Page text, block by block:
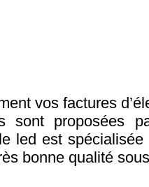
vos factures
sont proposées
led est
bonne qualité